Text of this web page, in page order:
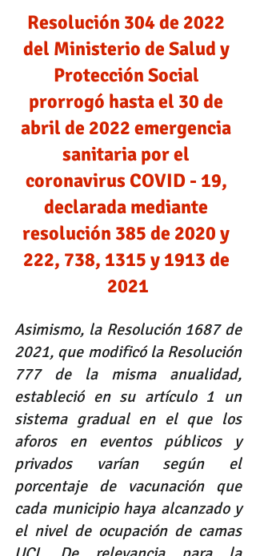
Resolución 304 de 2022
del Ministerio de Salud y
Protección Social
prorrogó hasta el 30 de
abril de 2022 emergencia
sanitaria por el
coronavirus COVID - 19,
declarada mediante
resolución 385 de 2020 y
222, 738, 1315 y 1913 de
2021
Asimismo, la Resolución 1687 de
2021, que modificó la Resolución
777 de la misma anualidad,
estableció en su artículo 1 un
sistema gradual en el que los
aforos en eventos públicos y
privados varían según el
porcentaje de vacunación que
cada municipio haya alcanzado y
el nivel de ocupación de camas